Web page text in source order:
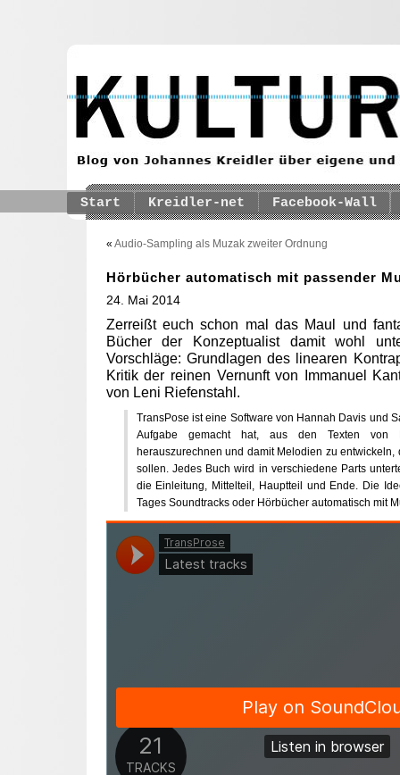
Start Kreidler-net Facebook-Wall
« Audio-Sampling als Muzak zweiter Ordnung
Hörbücher automatisch mit passender
24. Mai 2014
Zerreißt euch schon mal das Maul und
Bücher der Konzeptualist damit wohl
Vorschläge: Grundlagen des linearen
Kritik der reinen Vernunft von Immanuel
von Leni Riefenstahl.
TransPose ist eine Software von Hannah Davis und
Aufgabe gemacht hat, aus den Texten von
herauszurechnen und damit Melodien zu
sollen. Jedes Buch wird in verschiedene Parts
die Einleitung, Mittelteil, Hauptteil und Ende. Die
Tages Soundtracks oder Hörbücher automatisch mit